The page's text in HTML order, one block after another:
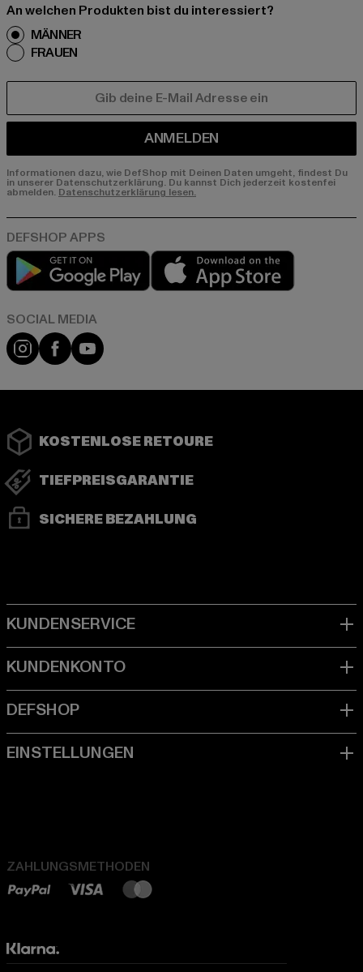
An welchen Produkten bist du interessiert?
MÄNNER
FRAUEN
ANMELDEN
Informationen dazu, wie DefShop mit Deinen Daten umgeht, findest Du
in unserer Datenschutzerklärung. Du kannst Dich jederzeit kostenfei
abmelden. Datenschutzerklärung lesen.
Play market
Instagram
FacebookYouTube
KOSTENLOSE RETOURE
TIEFPREISGARANTIE
SICHERE BEZAHLUNG
ZAHLUNGSMETHODEN